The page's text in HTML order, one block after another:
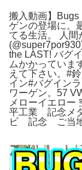
搬入動画】Bugs
ゲンの登場に。
てる生活。 人間
the LAST! バグ
ムかかっていま
えて下さい。#
イン#バグイン
ワーゲン。57
メローイエロー
平工業 記念
ビ 記念 ご当